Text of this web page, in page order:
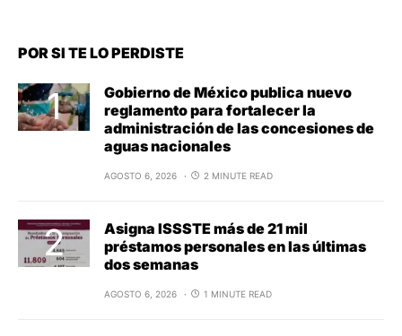
POR SI TE LO PERDISTE
Gobierno de México publica nuevo
reglamento para fortalecer la
administración de las concesiones de
aguas nacionales
AGOSTO 6, 2026 2 MINUTE READ
Asigna ISSSTE más de 21 mil
préstamos personales en las últimas
dos semanas
AGOSTO 6, 2026 1 MINUTE READ